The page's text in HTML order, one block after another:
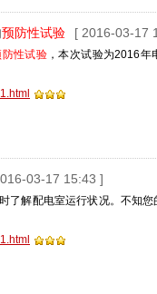
预防性试验 [ 2016-03-17
防性试验 ，本次试验为2016
03-17 15:43 ]
了解配电室运行状况。不知